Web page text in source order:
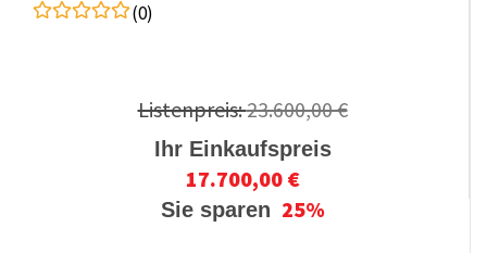
(0)
Listenpreis:23.600,00 €
Ihr Einkaufspreis
17.700,00 €
Sie sparen 25%